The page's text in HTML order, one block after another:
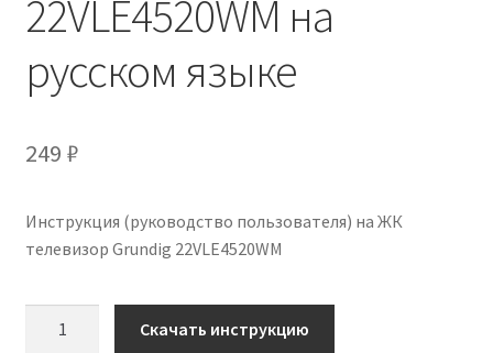
22VLE4520WM на
русском языке
249 ₽
Инструкция (руководство пользователя) на ЖК
телевизор Grundig 22VLE4520WM
Скачать инструкцию